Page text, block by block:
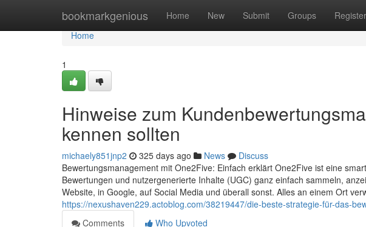
bookmarkgenious Home New Submit Groups Register
Home
Home
1
Hinweise zum
kennen sollten
michaely851jnp2 325 days ago News
Discuss
Bewertungsmanagement mit One2Five: Einfach erklärt One2Five ist eine
Bewertungen und nutzergenerierte Inhalte (UGC) ganz einfach sammeln,
Website, in Google, auf Social Media und überall sonst. Alles an einem Ort
https://nexushaven229.actoblog.com/38219447/die-beste-strategie-für-das-
Comments
Who Upvoted